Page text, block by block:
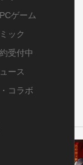
ゲーム
ック
受付中
ース
コラボ